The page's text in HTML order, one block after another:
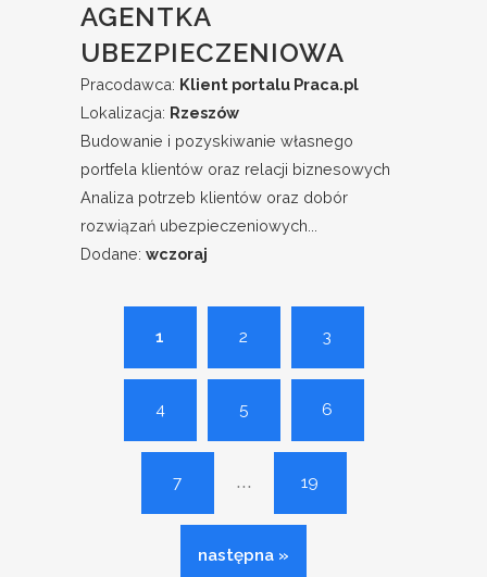
AGENTKA
UBEZPIECZENIOWA
Pracodawca: Klient portalu Praca.pl
Lokalizacja: Rzeszów
Budowanie i pozyskiwanie własnego
portfela klientów oraz relacji biznesowych
Analiza potrzeb klientów oraz dobór
rozwiązań ubezpieczeniowych...
Dodane: wczoraj
1 2 3
4 5 6
7 ... 19
następna »